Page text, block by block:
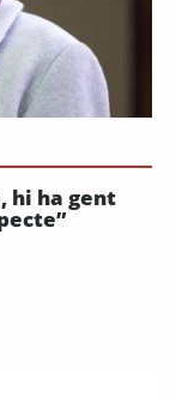
hi ha gent